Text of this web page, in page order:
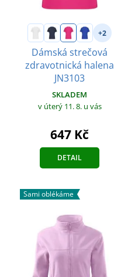
+2
Dámská strečová
zdravotnická halena
JN3103
SKLADEM
v úterý 11. 8. u vás
647 Kč
DETAIL
Sami oblékáme